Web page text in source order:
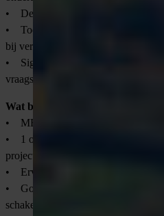
• Deelname aan interne en externe
• Toewijzen van werkzaamheden
bij veranderende prioriteiten;
• Signaleren en oplossen van
vraagstukken.
Wat breng jij mee?
• MBO- of Hbo-niveau, bij
• 1 of 2 jaar werkervaring als
projectcoördinator;
• Ervaring met werken in
• Goede communicatieve
schakelen met diverse partijen.